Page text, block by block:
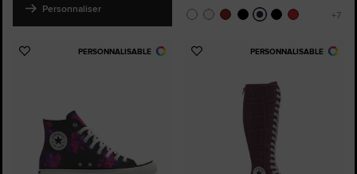
Personnaliser
PERSONNALISABLE
Ajouter
PERSONNALISABLE
Ajouter